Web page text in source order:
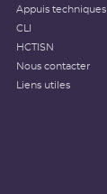
Appuis techniques
CLI
HCTISN
Nous contacter
Liens utiles